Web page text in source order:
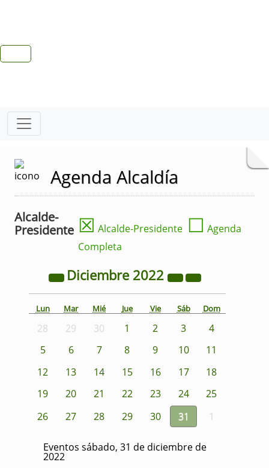
Agenda Alcaldía
Alcalde-
Presidente ☒ Alcalde-Presidente ☐ Agenda
Completa
Diciembre 2022
Lun Mar Mié Jue Vie Sáb Dom
28 29 30 1 2 3
4
5
6 7 8 9 10
11
12
13 14 15 16 17
18
19
20 21 22 23 24
25
26
27 28 29 30 31 1
Eventos sábado, 31 de diciembre de
2022